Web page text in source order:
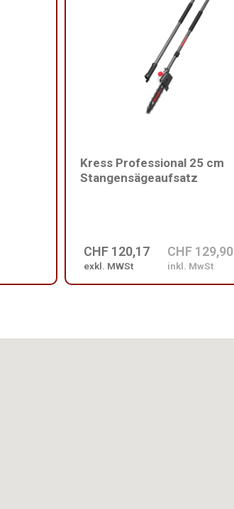
Kress Professional 25 cm
Stangensägeaufsatz
CHF 120,17
exkl. MWSt
CHF 129,90
inkl. MwSt